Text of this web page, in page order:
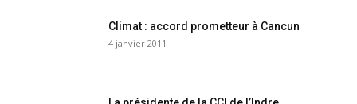
Climat : accord prometteur à Cancun
4 janvier 2011